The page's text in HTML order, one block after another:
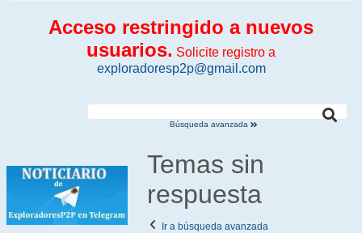
Acceso restringido a nuevos
usuarios. Solicite registro a
exploradoresp2p@gmail.com
Búsqueda avanzada
Temas sin
respuesta
Ir a búsqueda avanzada